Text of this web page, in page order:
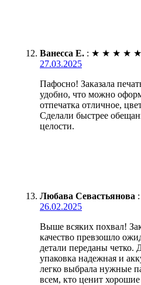
Ванесса Е. : ★ ★ ★ ★ ★
27.03.2025
Пафосно! Заказала
удобно, что можно
отпечатка отличное,
Сделали быстрее
целости.
Любава Севастьянова :
26.02.2025
Выше всяких похвал!
качество превзошло
детали переданы четко.
упаковка надежная и
легко выбрала нужные
всем, кто ценит